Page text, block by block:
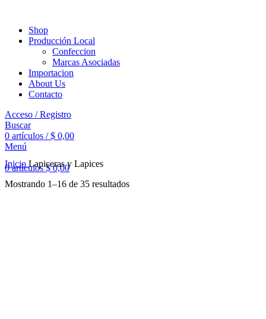
Shop
Producción Local
Confeccion
Marcas Asociadas
Importacion
About Us
Contacto
Acceso / Registro
Buscar
0 artículos / $ 0,00
Menú
0artículos $0,00
Inicio Lapiceras y Lapices
Mostrando 1–16 de 35 resultados